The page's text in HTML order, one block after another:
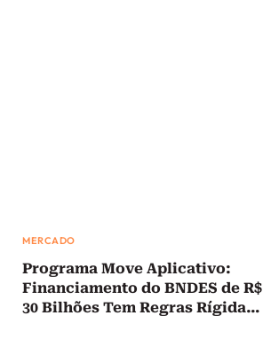
MERCADO
Programa Move Aplicativo:
Financiamento do BNDES de R$
30 Bilhões Tem Regras Rígidas